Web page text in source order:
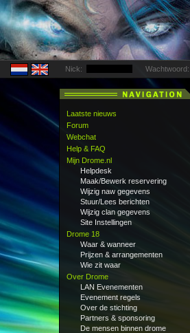
Nick: Wachtwoord:
Laatste nieuws
Forum
Webchat
Help & FAQ
Mijn Drome.nl
Helpdesk
Maak/Bewerk reservering
Wijzig naw gegevens
Stuur/Lees berichten
Wijzig clan gegevens
Site Instellingen
Drome 18
Waar & wanneer
Prijzen & arrangementen
Wie zit waar
Over Drome
LAN Evenementen
Evenement regels
Over de stichting
Partners & sponsoring
De mensen binnen drome